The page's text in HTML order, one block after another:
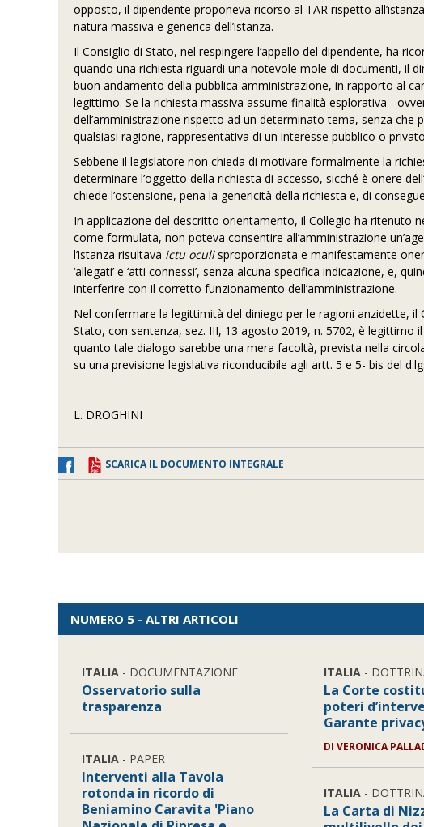
opposto, il dipendente proponeva ricorso al TAR rispetto
natura massiva e generica dell’istanza.
Il Consiglio di Stato, nel respingere l’appello del dipendente, ha
quando una richiesta riguardi una notevole mole di documenti, il
buon andamento della pubblica amministrazione, in rapporto al
legittimo. Se la richiesta massiva assume finalità esplorativa -
dell’amministrazione rispetto ad un determinato tema, senza
qualsiasi ragione, rappresentativa di un interesse pubblico o
Sebbene il legislatore non chieda di motivare formalmente la
determinare l’oggetto della richiesta di accesso, sicché è onere
chiede l’ostensione, pena la genericità della richiesta e, di
In applicazione del descritto orientamento, il Collegio ha ritenuto
come formulata, non poteva consentire all’amministrazione
l’istanza risultava ictu oculisproporzionata e manifestamente
‘allegati’ e ‘atti connessi’, senza alcuna specifica indicazione, e,
interferire con il corretto funzionamento dell’amministrazione.
Nel confermare la legittimità del diniego per le ragioni anzidette,
Stato, con sentenza, sez. III, 13 agosto 2019, n. 5702, è legittimo
quanto tale dialogo sarebbe una mera facoltà, prevista nella
su una previsione legislativa riconducibile agli artt. 5 e 5- bis del
L. DROGHINI
SCARICA IL DOCUMENTO INTEGRALE
NUMERO 5 - ALTRI ARTICOLI
ITALIA - DOCUMENTAZIONE
Osservatorio sulla
trasparenza
ITALIA - PAPER
Interventi alla Tavola
rotonda in ricordo di
Beniamino Caravita 'Piano
ITALIA -
La Corte
poteri
Garante
DIVERONICA
ITALIA -
La Carta di